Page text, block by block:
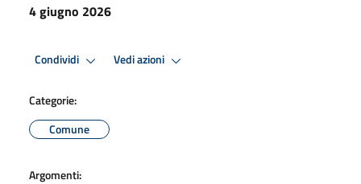
4 giugno 2026
Condividi Vedi azioni
Categorie:
Comune
Argomenti: